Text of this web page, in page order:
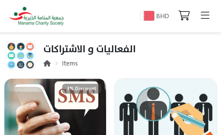
BHD
الفعاليات و الاشتراكات
Items
3% Discount